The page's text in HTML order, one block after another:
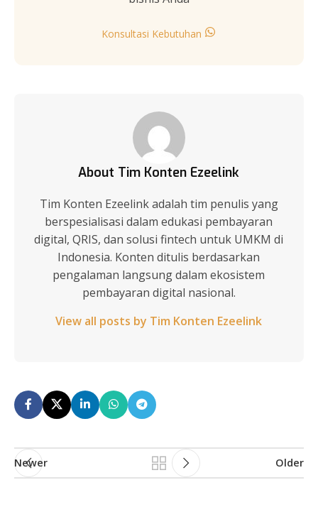
Konsultasi Kebutuhan
About Tim Konten Ezeelink
Tim Konten Ezeelink adalah tim penulis yang
berspesialisasi dalam edukasi pembayaran
digital, QRIS, dan solusi fintech untuk UMKM di
Indonesia. Konten ditulis berdasarkan
pengalaman langsung dalam ekosistem
pembayaran digital nasional.
View all posts by Tim Konten Ezeelink
Newer Older